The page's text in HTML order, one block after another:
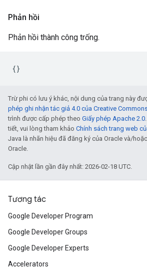
Phản hồi
Phản hồi thành công trống.
Trừ phi có lưu ý khác, nội dung của trang này
phép ghi nhận tác giả 4.0 của Creative
trình được cấp phép theo Giấy phép Apache 2.0
tiết, vui lòng tham khảo Chính sách trang web
Java là nhãn hiệu đã đăng ký của Oracle và/
Oracle.
Cập nhật lần gần đây nhất: 2026-02-18 UTC.
Tương tác
Google Developer Program
Google Developer Groups
Google Developer Experts
Accelerators